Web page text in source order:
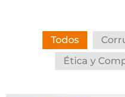
Todos
Ética y